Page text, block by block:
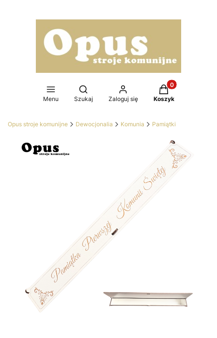
Menu
Otwórz wyszukiwarkę
Szukaj Zaloguj się
Produkty w
Koszyk
Opus stroje komunijne Dewocjonalia Komunia Pamiątki